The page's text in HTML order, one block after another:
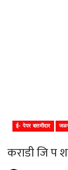
ई- पेपर बातमीदार
कराडी जि प